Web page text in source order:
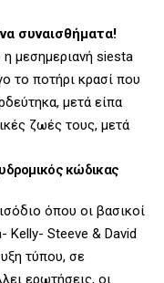
συναισθήματα!
μεσημεριανή siesta
το ποτήρι κρασί που
μετά είπα
ζωές τους, μετά
κώδικας
όπου οι βασικοί
Kelly- Steeve & David
τύπου, σε
ερωτήσεις, οι